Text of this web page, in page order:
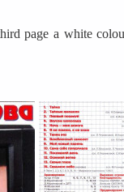
page a white